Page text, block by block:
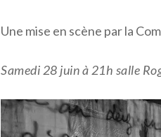
Une mise en scène par la
Samedi 28 juin à 21h salle